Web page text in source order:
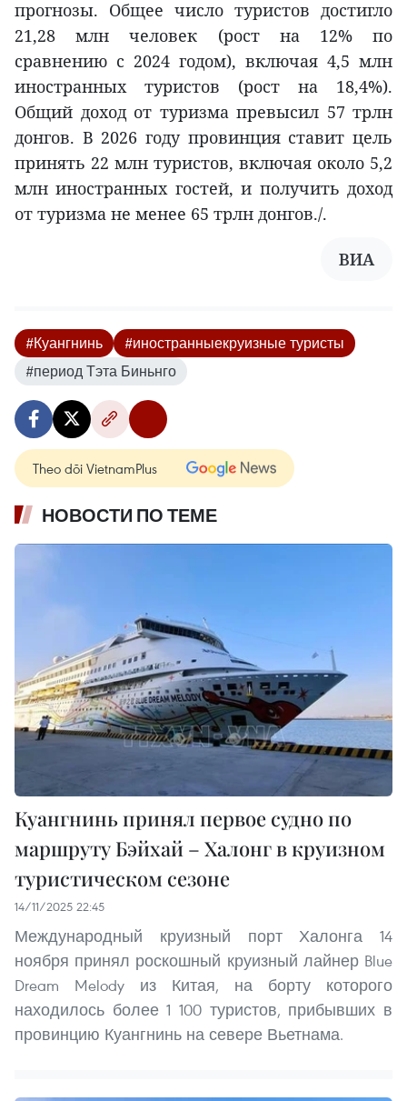
прогнозы. Общее число туристов достигло
21,28 млн человек (рост на 12% по
сравнению с 2024 годом), включая 4,5 млн
иностранных туристов (рост на 18,4%).
Общий доход от туризма превысил 57 трлн
донгов. В 2026 году провинция ставит цель
принять 22 млн туристов, включая около 5,2
млн иностранных гостей, и получить доход
от туризма не менее 65 трлн донгов./.
ВИА
#Куангнинь
#иностранныекруизные туристы
#период Тэта Биньнго
Theo dõi VietnamPlus
НОВОСТИ ПО ТЕМЕ
Куангнинь принял первое судно по
маршруту Бэйхай – Халонг в круизном
туристическом сезоне
14/11/2025 22:45
Международный круизный порт Халонга 14
ноября принял роскошный круизный лайнер Blue
Dream Melody из Китая, на борту которого
находилось более 1 100 туристов, прибывших в
провинцию Куангнинь на севере Вьетнама.